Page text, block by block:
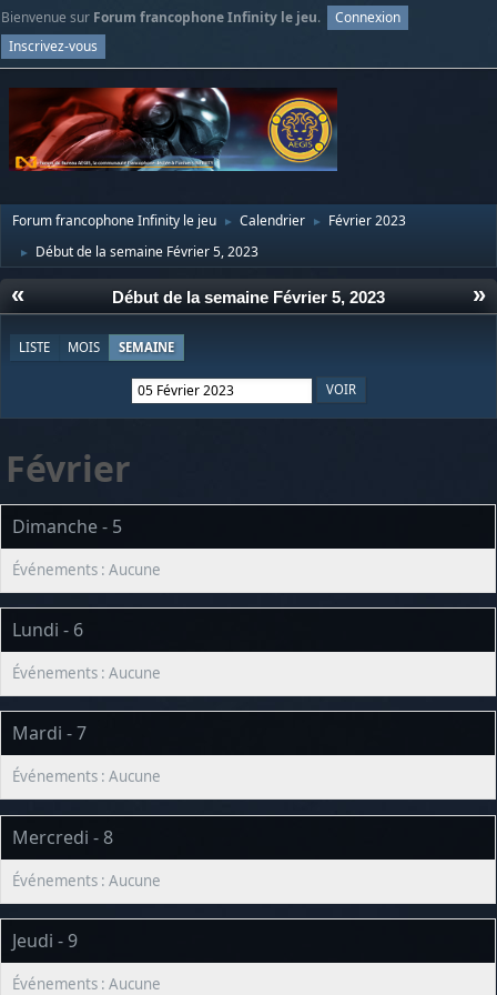
Bienvenue sur Forum francophone Infinity le jeu.
Connexion
Inscrivez-vous
Forum francophone Infinity le jeu ► Calendrier ► Février 2023
► Début de la semaine Février 5, 2023
« »
Début de la semaine Février 5, 2023
LISTE MOIS SEMAINE
Février
Dimanche - 5
Lundi - 6
Mardi - 7
Mercredi - 8
Jeudi - 9